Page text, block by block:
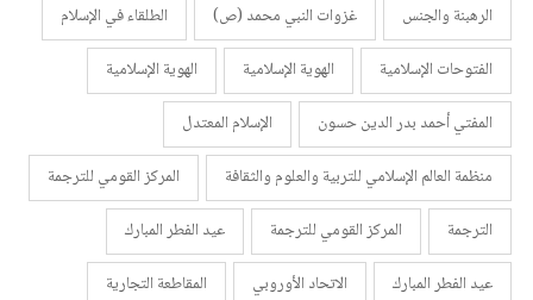
الرهبنة والجنس
غزوات النبي محمد (ص)
الطلقاء في الإسلام
الفتوحات الإسلامية
الهوية الإسلامية
الهوية الإسلامية
المفتي أحمد بدر الدين حسون
الإسلام المعتدل
منظمة العالم الإسلامي للتربية والعلوم والثقافة
المركز القومي للترجمة
الترجمة
المركز القومي للترجمة
عيد الفطر المبارك
عيد الفطر المبارك
الاتحاد الأوروبي
المقاطعة التجارية